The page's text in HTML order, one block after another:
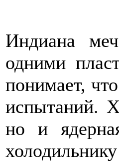
Индиана
одними
понимает,
испытаний.
но и